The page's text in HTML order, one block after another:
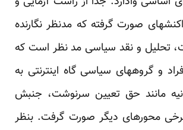
صورت گرفته که مدنظر نگارنده
تحلیل و نقد سیاسی مد نظر است که
و گروههای سیاسی گاه اینترنتی به
مانند حق تعیین سرنوشت، جنبش
محورهای دیگر صورت گرفت. بنظر